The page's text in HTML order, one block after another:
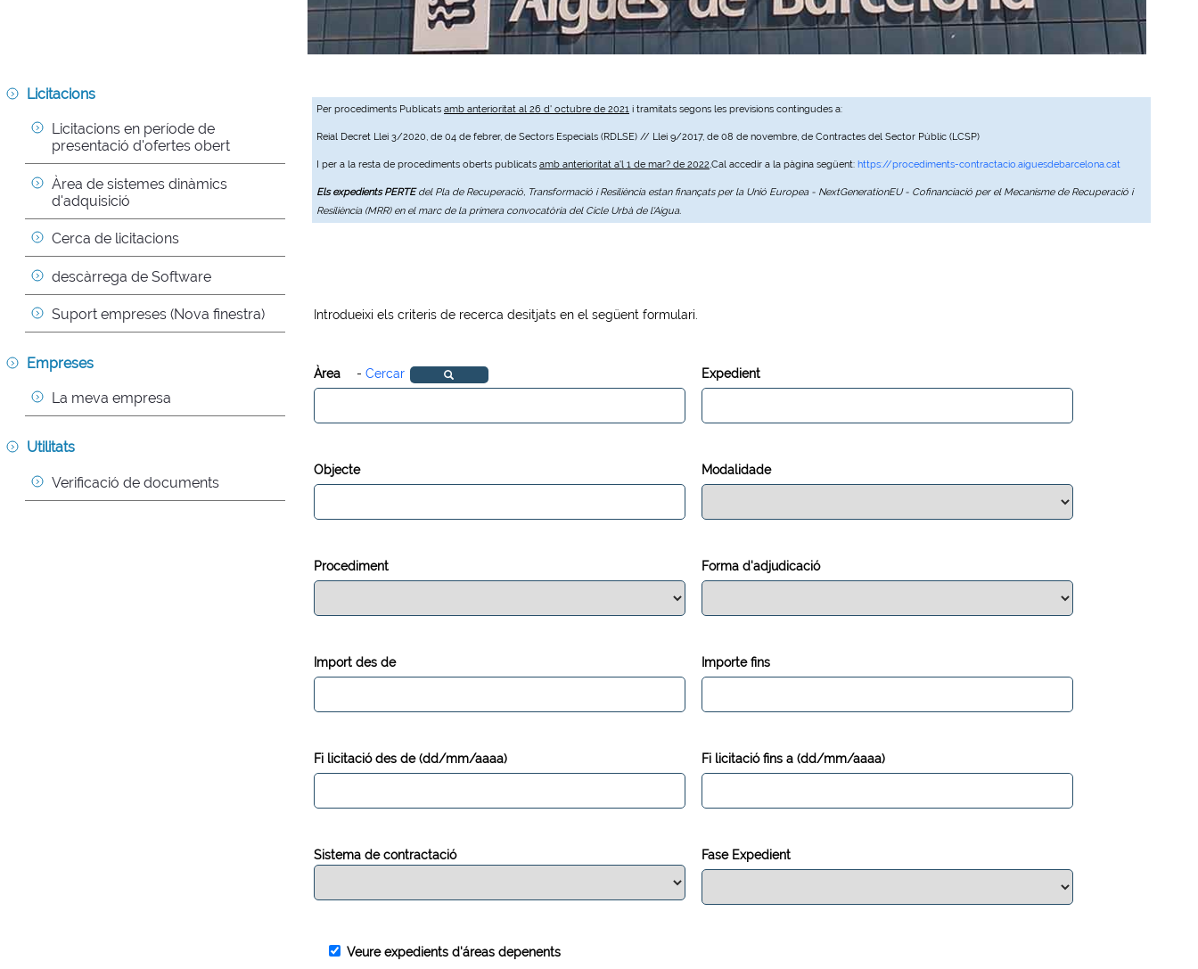
Per procediments Publicats amb anterioritat al 26 d' octubre de 2021 i tramitats segons les previsions contingudes a:
Reial Decret Llei 3/2020, de 04 de febrer, de Sectors Especials (RDLSE) // Llei 9/2017, de 08 de novembre, de Contractes del Sector Públic (LCSP)
I per a la resta de procediments oberts publicats amb anterioritat a'l 1 de mar? de 2022,Cal accedir a la pàgina següent: https://procediments-contractacio.aiguesdebarcelona.cat
Els expedients PERTEdel Pla de Recuperació, Transformació i Resiliència estan finançats per la Unió Europea - NextGenerationEU - Cofinanciació per el Mecanisme de Recuperació i
Resiliència (MRR) en el marc de la primera convocatòria del Cicle Urbà de l'Aigua.
Licitacions
Licitacions en període de
presentació d'ofertes obert
Àrea de sistemes dinàmics
d'adquisició
Cerca de licitacions
descàrrega de Software
Suport empreses (Nova finestra)
Empreses
La meva empresa
Utilitats
Verificació de documents
Introdueixi els criteris de recerca desitjats en el següent formulari.
Àrea - Cercar Expedient
Objecte Modalidade
Procediment Forma d'adjudicació
Import des de Importe fins
Fi licitació des de (dd/mm/aaaa) Fi licitació fins a (dd/mm/aaaa)
Sistema de contractació Fase Expedient
Veure expedients d'áreas depenents